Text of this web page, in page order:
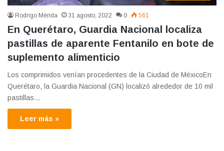
Rodrigo Mérida 31 agosto, 2022 0 561
En Querétaro, Guardia Nacional localiza
pastillas de aparente Fentanilo en bote de
suplemento alimenticio
Los comprimidos venían procedentes de la Ciudad de MéxicoEn
Querétaro, la Guardia Nacional (GN) localizó alrededor de 10 mil
pastillas…
Leer más »